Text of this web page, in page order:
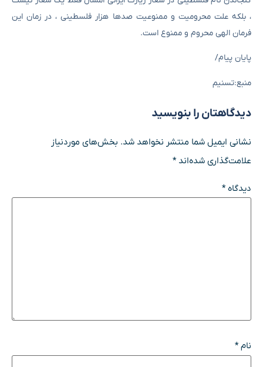
، بلکه علت محرومیت و ممنوعیت صدها هزار فلسطینی ، در زمان این
فرمان الهی محروم و ممنوع است.
پایان پیام/
منبع:تسنیم
دیدگاهتان را بنویسید
نشانی ایمیل شما منتشر نخواهد شد. بخش‌های موردنیاز
علامت‌گذاری شده‌اند*
دیدگاه*
نام*